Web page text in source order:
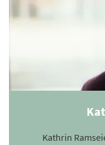
Kathrin